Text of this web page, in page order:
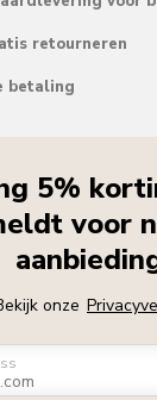
retourneren
betaling
5%
voor
onze